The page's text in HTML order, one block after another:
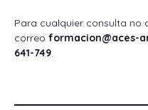
Para cualquier consulta no
correo formacion@aces-
641-749.